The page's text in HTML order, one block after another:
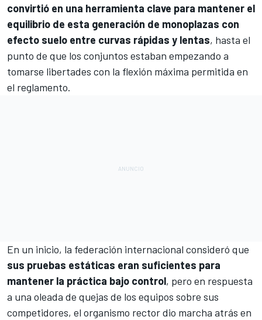
convirtió en una herramienta clave para mantener el
equilibrio de esta generación de monoplazas con
efecto suelo entre curvas rápidas y lentas, hasta el
punto de que los conjuntos estaban empezando a
tomarse libertades con la flexión máxima permitida en
el reglamento.
En un inicio, la federación internacional consideró que
sus pruebas estáticas eran suficientes para
mantener la práctica bajo control, pero en respuesta
a una oleada de quejas de los equipos sobre sus
competidores, el organismo rector dio marcha atrás en